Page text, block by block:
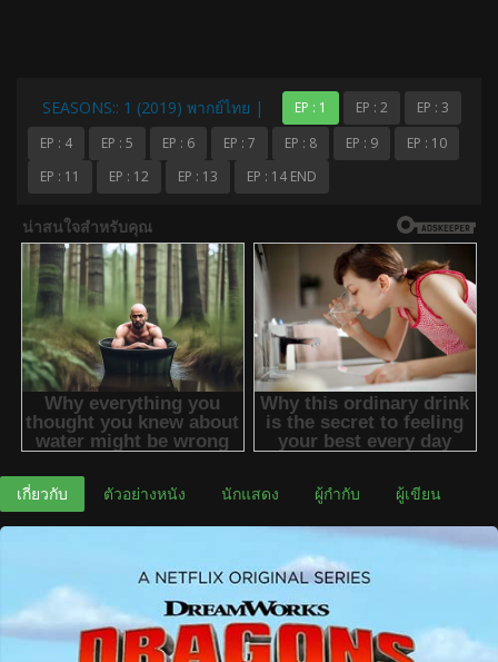
SEASONS:: 1 (2019) พากย์ไทย | EP : 1 EP : 2
EP : 3
EP : 4
EP : 5 EP : 6 EP : 7 EP : 8 EP : 9
EP : 10
EP : 11
EP : 12 EP : 13 EP : 14 END
เกี่ยวกับ ตัวอย่างหนัง นักแสดง ผู้กำกับ ผู้เขียน